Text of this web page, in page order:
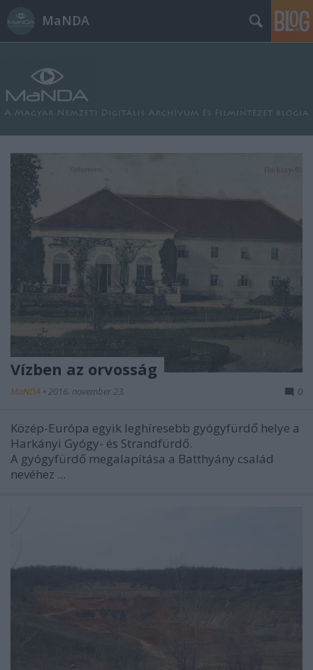
MaNDA
Vízben az orvosság
MaNDA • 2016. november 23. 0
Közép-Európa egyik leghíresebb gyógyfürdő helye a
Harkányi Gyógy- és Strandfürdő.
A gyógyfürdő megalapítása a Batthyány család
nevéhez ...